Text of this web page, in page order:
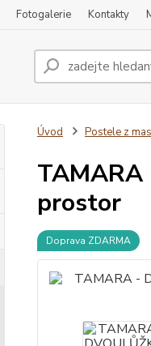
Fotogalerie Kontakty
Úvod Postele z
TAMARA
prostor
Doprava ZDARMA